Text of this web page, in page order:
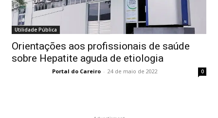
Utilidade Pública
Orientações aos profissionais de saúde
sobre Hepatite aguda de etiologia
Portal do Careiro - 24 de maio de 2022 0